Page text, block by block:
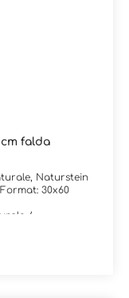
falda
Naturstein
30x60
/